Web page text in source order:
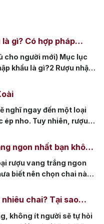
Pháp
Whisky
Whisky
Nhật
bật
gì? Có hợp pháp
cho người mới) Mục lục
khẩu là gì?2 Rượu nhập
Vì sao bắt buộc phải
rượu nhập khẩu chính
khẩu còn nguyên
nghĩ ngay đến một loại
ép nho. Tuy nhiên, rượu
khác. Bạn đã từng
thức loại rượu vang
ngon nhất bạn không
rượu vang trắng ngon
biết nên chọn chai nào,
những chai rượu vang
hiện nay, giúp bạn
[…]
chai? Tại sao
không ít người sẽ tự hỏi